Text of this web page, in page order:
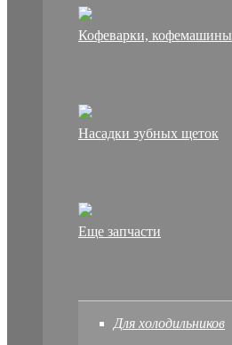
Кофеварки, кофемашины
Насадки зубных щеток
Еще запчасти
Для холодильников